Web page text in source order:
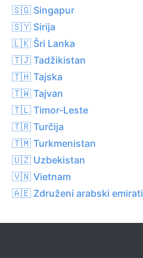
🇸🇬 Singapur
🇸🇾 Sirija
🇱🇰 Šri Lanka
🇹🇯 Tadžikistan
🇹🇭 Tajska
🇹🇼 Tajvan
🇹🇱 Timor-Leste
🇹🇷 Turčija
🇹🇲 Turkmenistan
🇺🇿 Uzbekistan
🇻🇳 Vietnam
🇦🇪 Združeni arabski emirati